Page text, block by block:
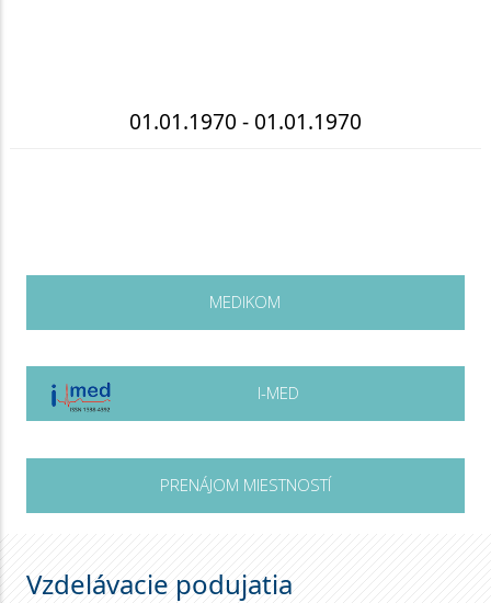
01.01.1970 - 01.01.1970
MEDIKOM
I-MED
PRENÁJOM MIESTNOSTÍ
Vzdelávacie podujatia